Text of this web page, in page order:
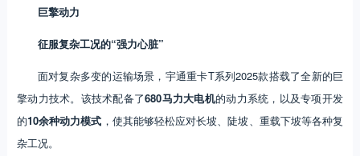
巨擎动力
征服复杂工况的“强力心脏”
面对复杂多变的运输场景，宇通重卡T系列2025款搭载了全新的巨
擎动力技术。该技术配备了680马力大电机的动力系统，以及专项开发
的10余种动力模式 ，使其能够轻松应对长坡、陡坡、重载下坡等各种复
杂工况。